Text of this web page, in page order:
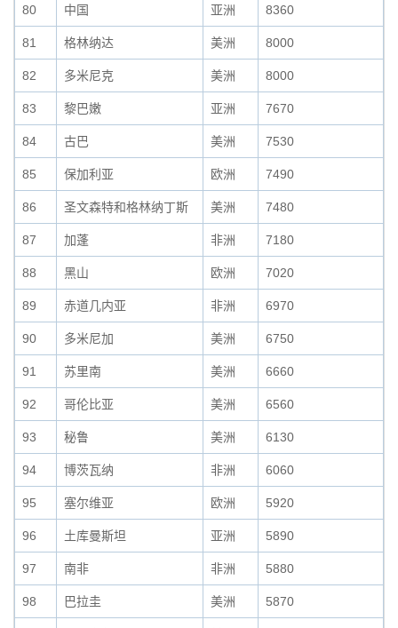
80 中国 亚洲 8360
81 格林纳达 美洲 8000
82 多米尼克 美洲 8000
83 黎巴嫩 亚洲 7670
84 古巴 美洲 7530
85 保加利亚 欧洲 7490
86 圣文森特和格林纳丁斯 美洲 7480
87 加蓬 非洲 7180
88 黑山 欧洲 7020
89 赤道几内亚 非洲 6970
90 多米尼加 美洲 6750
91 苏里南 美洲 6660
92 哥伦比亚 美洲 6560
93 秘鲁 美洲 6130
94 博茨瓦纳 非洲 6060
95 塞尔维亚 欧洲 5920
96 土库曼斯坦 亚洲 5890
97 南非 非洲 5880
98 巴拉圭 美洲 5870